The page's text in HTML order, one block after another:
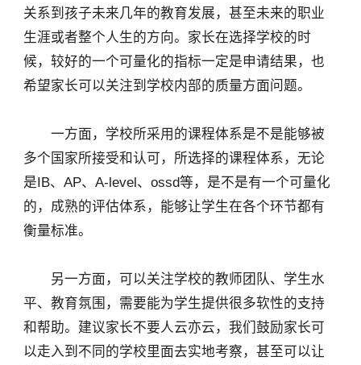
关系到孩子未来几年的教育发展，甚至未来的职业
生涯或者整个人生的方向。家长在选择学校的时
候，较好的一个可量化的指标一定是申请结果，也
希望家长可以关注到学校内部的质量方面问题。
一方面，学校所采用的课程体系是不是能够被
多个国家所接受和认可，所选择的课程体系，无论
是IB、AP、A-level、ossd等，是不是有一个可量化
的，成熟的评估体系，能够让学生在各个环节都有
衡量标准。
另一方面，可以关注学校的教师团队、学生水
平、教育氛围，需要能为学生提供很多软性的支持
和帮助。建议家长不要人云亦云，我们鼓励家长可
以走入到不同的学校里面去实地考察，甚至可以让